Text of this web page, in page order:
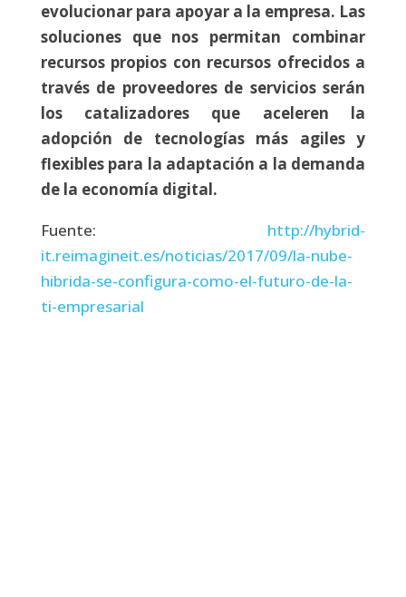
evolucionar para apoyar a la empresa. Las
soluciones que nos permitan combinar
recursos propios con recursos ofrecidos a
través de proveedores de servicios serán
los catalizadores que aceleren la
adopción de tecnologías más agiles y
flexibles para la adaptación a la demanda
de la economía digital.
Fuente: http://hybrid-
it.reimagineit.es/noticias/2017/09/la-nube-
hibrida-se-configura-como-el-futuro-de-la-
ti-empresarial